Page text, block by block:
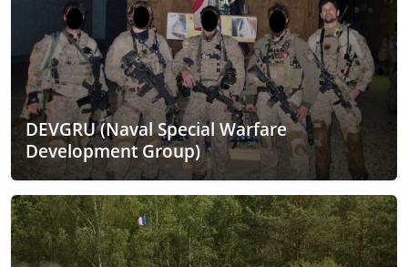
DEVGRU (Naval Special Warfare
Development Group)